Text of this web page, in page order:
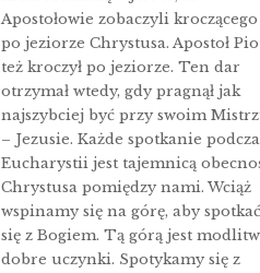
Apostołowie zobaczyli kroczącego
po jeziorze Chrystusa. Apostoł
też kroczył po jeziorze. Ten dar
otrzymał wtedy, gdy pragnął jak
najszybciej być przy swoim
– Jezusie. Każde spotkanie
Eucharystii jest tajemnicą
Chrystusa pomiędzy nami. Wciąż
wspinamy się na górę, aby spotkać
się z Bogiem. Tą górą jest
dobre uczynki. Spotykamy się z